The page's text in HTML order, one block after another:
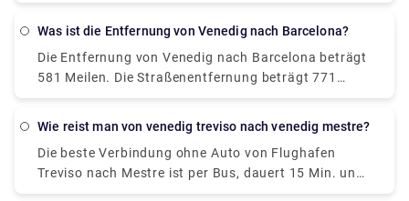
Flughafen dauert etwa 90 Minuten. Eine andere
Möglichkeit wäre, entweder den Bus oder ein Taxi
vom Flughafen zum Piazzale Roma zu nehmen.
Was ist die Entfernung von Venedig nach Barcelona?
Die Entfernung von Venedig nach Barcelona beträgt
581 Meilen. Die Straßenentfernung beträgt 771
Meilen. Die Zugfahrt von Venedig nach Barcelona
wie reist man von venedig treviso nach venedig mestre?
Die beste Verbindung ohne Auto von Flughafen
Treviso nach Mestre ist per Bus, dauert 15 Min. und
kostet 8 € - 13 €. Wie lange dauert die Fahrt vom